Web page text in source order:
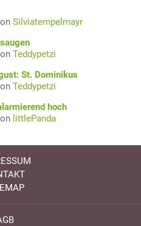
Silviatempelmayr
Teddypetzi
St. Dominikus
Teddypetzi
hoch
littlePanda